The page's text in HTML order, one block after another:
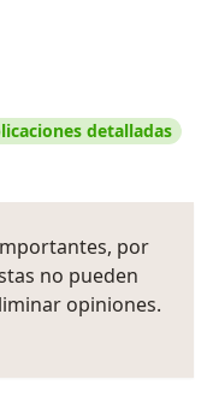
detalladas
por
no pueden
opiniones.